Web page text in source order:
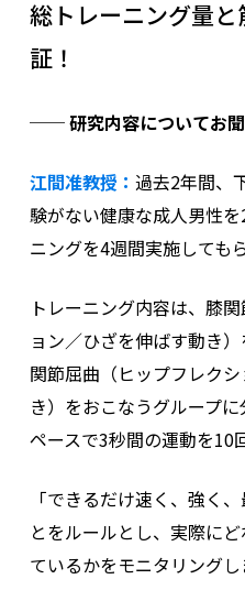
総トレーニング量
証！
── 研究内容についてお聞
江間准教授： 過去2年間、
験がない健康な成人男性
ニングを4週間実施しても
トレーニング内容は、膝
ョン／ひざを伸ばす動き
関節屈曲（ヒップフレク
き）をおこなうグループ
ペースで3秒間の運動を10
「できるだけ速く、強く
とをルールとし、実際に
ているかをモニタリングし